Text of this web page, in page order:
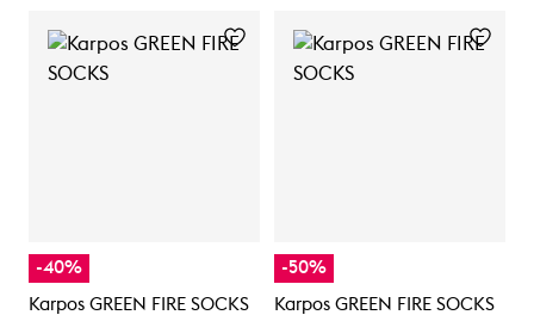
-40%
Karpos GREEN FIRE SOCKS
-50%
Karpos GREEN FIRE SOCKS